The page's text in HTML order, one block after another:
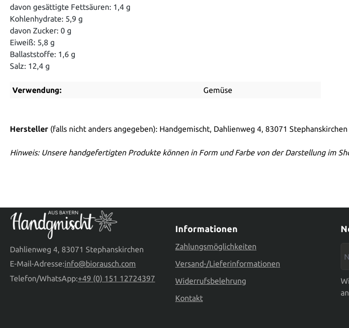
davon gesättigte Fettsäuren: 1,4 g
Kohlenhydrate: 5,9 g
davon Zucker: 0 g
Eiweiß: 5,8 g
Ballaststoffe: 1,6 g
Salz: 12,4 g
Verwendung: Gemüse
Hersteller (falls nicht anders angegeben): Handgemischt, Dahlienweg 4, 83071 Stephanskirchen
Hinweis: Unsere handgefertigten Produkte können in Form und Farbe von der Darstellung im
Dahlienweg 4, 83071 Stephanskirchen
E-Mail-Adresse:info@biorausch.com
Telefon/WhatsApp:+49 (0) 151 12724397
Informationen
Zahlungsmöglichkeiten
Versand-/Lieferinformationen
Widerrufsbelehrung
Kontakt